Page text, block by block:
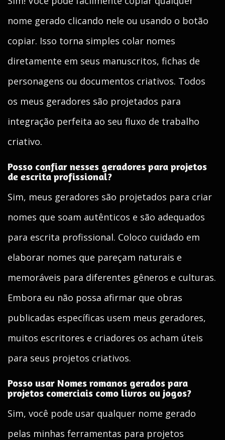
nome gerado clicando nele ou usando o botão
copiar. Isso torna simples colar nomes
diretamente em seus manuscritos, fichas de
personagens ou documentos criativos. Todos
os meus geradores são projetados para
integração perfeita ao seu fluxo de trabalho
criativo.
Posso confiar nesses geradores para projetos
de escrita profissional?
Sim, meus geradores são projetados para criar
nomes que soam autênticos e são adequados
para escrita profissional. Coloco cuidado em
elaborar nomes que pareçam naturais e
memoráveis para diferentes gêneros e culturas.
Embora eu não possa afirmar que obras
publicadas específicas usem meus geradores,
muitos escritores e criadores os acham úteis
para seus projetos criativos.
Posso usar Nomes romanos gerados para
projetos comerciais como livros ou jogos?
Sim, você pode usar qualquer nome gerado
pelas minhas ferramentas para projetos